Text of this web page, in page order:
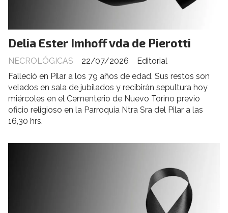
Delia Ester Imhoff vda de Pierotti
Editorial
NECROLÓGICAS
22/07/2026
Falleció en Pilar a los 79 años de edad. Sus restos son
velados en sala de jubilados y recibirán sepultura hoy
miércoles en el Cementerio de Nuevo Torino previo
oficio religioso en la Parroquia Ntra Sra del Pilar a las
16,30 hrs.